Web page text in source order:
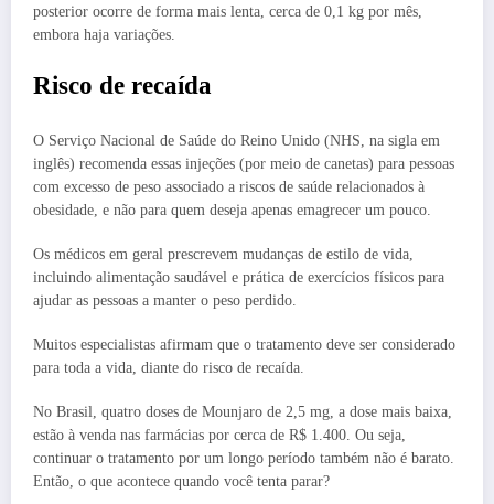
posterior ocorre de forma mais lenta, cerca de 0,1 kg por mês,
embora haja variações.
Risco de recaída
O Serviço Nacional de Saúde do Reino Unido (NHS, na sigla em
inglês) recomenda essas injeções (por meio de canetas) para pessoas
com excesso de peso associado a riscos de saúde relacionados à
obesidade, e não para quem deseja apenas emagrecer um pouco.
Os médicos em geral prescrevem mudanças de estilo de vida,
incluindo alimentação saudável e prática de exercícios físicos para
ajudar as pessoas a manter o peso perdido.
Muitos especialistas afirmam que o tratamento deve ser considerado
para toda a vida, diante do risco de recaída.
No Brasil, quatro doses de Mounjaro de 2,5 mg, a dose mais baixa,
estão à venda nas farmácias por cerca de R$ 1.400. Ou seja,
continuar o tratamento por um longo período também não é barato.
Então, o que acontece quando você tenta parar?